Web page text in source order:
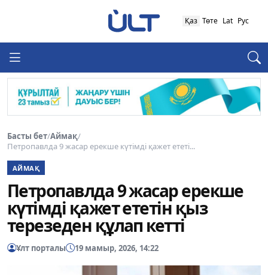
Қаз Төте Lat Рус
Басты бет/Аймақ/
Петропавлда 9 жасар ерекше күтімді қажет ететі...
АЙМАҚ
Петропавлда 9 жасар ерекше
күтімді қажет ететін қыз
терезеден құлап кетті
Ұлт порталы 19 мамыр, 2026, 14:22